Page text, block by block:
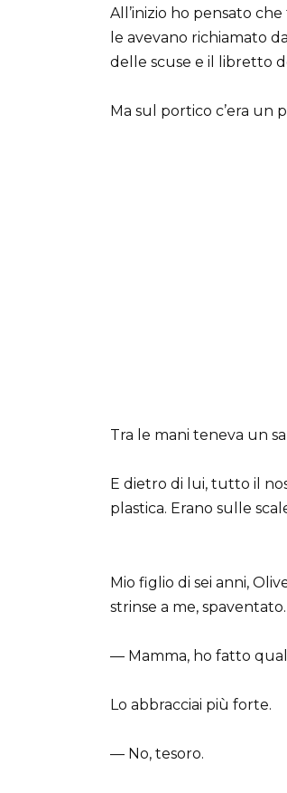
All’inizio ho pensato
le avevano richiamato
delle scuse e il libretto
Ma sul portico c’era un
Tra le mani teneva un
E dietro di lui, tutto il
plastica. Erano sulle
Mio figlio di sei anni,
strinse a me, spaventato.
— Mamma, ho fatto
Lo abbracciai più forte.
— No, tesoro.